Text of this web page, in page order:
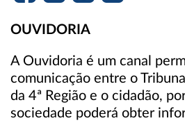
OUVIDORIA
A Ouvidoria é um canal
comunicação entre o
da 4ª Região e o cidadão,
sociedade poderá obter